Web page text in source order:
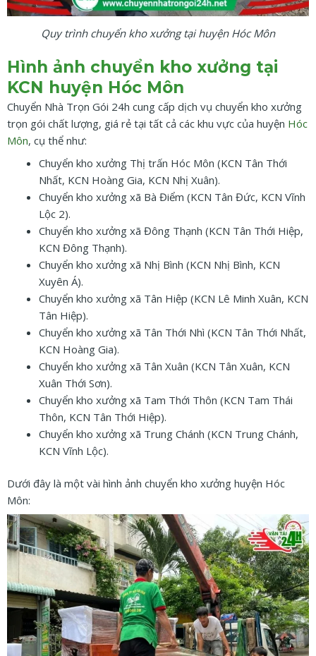
Quy trình chuyển kho xưởng tại huyện Hóc Môn
Hình ảnh chuyển kho xưởng tại
KCN huyện Hóc Môn
Chuyển Nhà Trọn Gói 24h cung cấp dịch vụ chuyển kho xưởng
trọn gói chất lượng, giá rẻ tại tất cả các khu vực của huyện Hóc
Môn, cụ thể như:
Chuyển kho xưởng Thị trấn Hóc Môn (KCN Tân Thới
Nhất, KCN Hoàng Gia, KCN Nhị Xuân).
Chuyển kho xưởng xã Bà Điểm (KCN Tân Đức, KCN Vĩnh
Lộc 2).
Chuyển kho xưởng xã Đông Thạnh (KCN Tân Thới Hiệp,
KCN Đông Thạnh).
Chuyển kho xưởng xã Nhị Bình (KCN Nhị Bình, KCN
Xuyên Á).
Chuyển kho xưởng xã Tân Hiệp (KCN Lê Minh Xuân, KCN
Tân Hiệp).
Chuyển kho xưởng xã Tân Thới Nhì (KCN Tân Thới Nhất,
KCN Hoàng Gia).
Chuyển kho xưởng xã Tân Xuân (KCN Tân Xuân, KCN
Xuân Thới Sơn).
Chuyển kho xưởng xã Tam Thới Thôn (KCN Tam Thái
Thôn, KCN Tân Thới Hiệp).
Chuyển kho xưởng xã Trung Chánh (KCN Trung Chánh,
KCN Vĩnh Lộc).
Dưới đây là một vài hình ảnh chuyển kho xưởng huyện Hóc
Môn: